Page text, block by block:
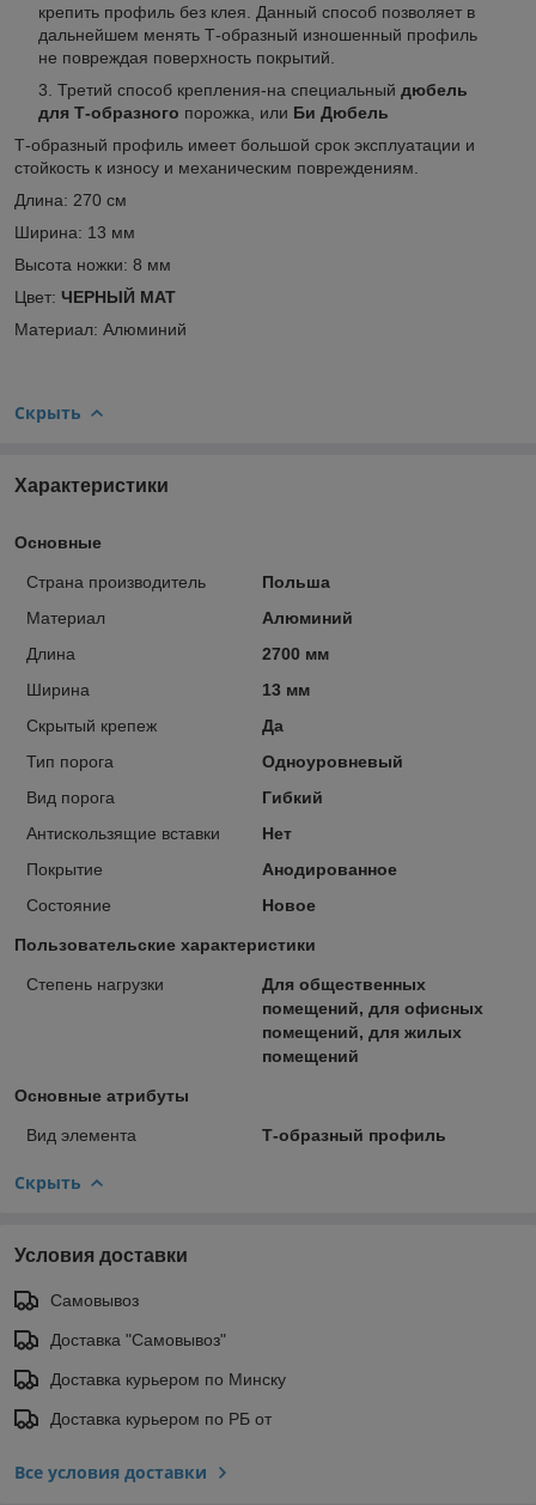
крепить профиль без клея. Данный способ позволяет в
дальнейшем менять Т-образный изношенный профиль
не повреждая поверхность покрытий.
Третий способ крепления-на специальный дюбель
для Т-образного порожка, или Би Дюбель
Т-образный профиль имеет большой срок эксплуатации и
стойкость к износу и механическим повреждениям.
Длина: 270 см
Ширина: 13 мм
Высота ножки: 8 мм
Цвет: ЧЕРНЫЙ МАТ
Материал: Алюминий
Скрыть
Характеристики
Основные
Страна производитель
Польша
Материал
Алюминий
Длина
2700 мм
Ширина
13 мм
Скрытый крепеж
Да
Тип порога
Одноуровневый
Вид порога
Гибкий
Антискользящие вставки
Нет
Покрытие
Анодированное
Состояние
Новое
Пользовательские характеристики
Степень нагрузки
Для общественных
помещений, для офисных
помещений, для жилых
помещений
Основные атрибуты
Вид элемента Т-образный профиль
Скрыть
Условия доставки
Самовывоз
Доставка "Самовывоз"
Доставка курьером по Минску
Доставка курьером по РБ от
Все условия доставки